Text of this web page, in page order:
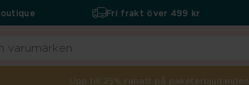
Fri frakt över 499 kr
Upp till 25% rabatt på paketerbjudanden